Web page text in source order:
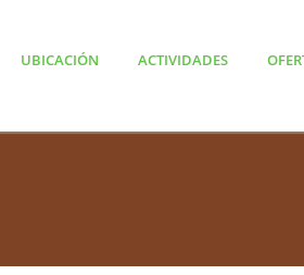
UBICACIÓN ACTIVIDADES